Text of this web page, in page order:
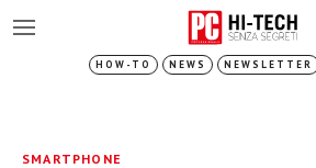
HOW-TO NEWS NEWSLETTER
SMARTPHONE